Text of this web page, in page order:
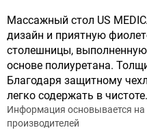
Массажный cтол US
дизайн и приятную
столешницы, выполненную
основе полиуретана.
Благодаря защитному
легко содержать в чистоте.
Информация основывается на
производителей